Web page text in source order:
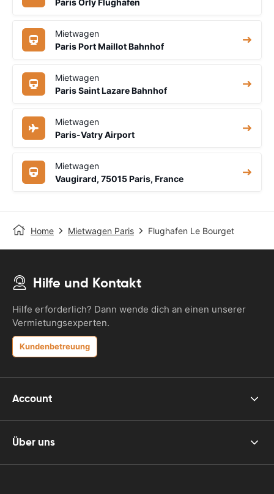
Mietwagen
Paris Port Maillot Bahnhof
Mietwagen
Paris Saint Lazare Bahnhof
Mietwagen
Paris-Vatry Airport
Mietwagen
Vaugirard, 75015 Paris, France
Home Mietwagen Paris Flughafen Le Bourget
Hilfe und Kontakt
Hilfe erforderlich? Dann wende dich an einen unserer
Vermietungsexperten.
Kundenbetreuung
Account
Über uns